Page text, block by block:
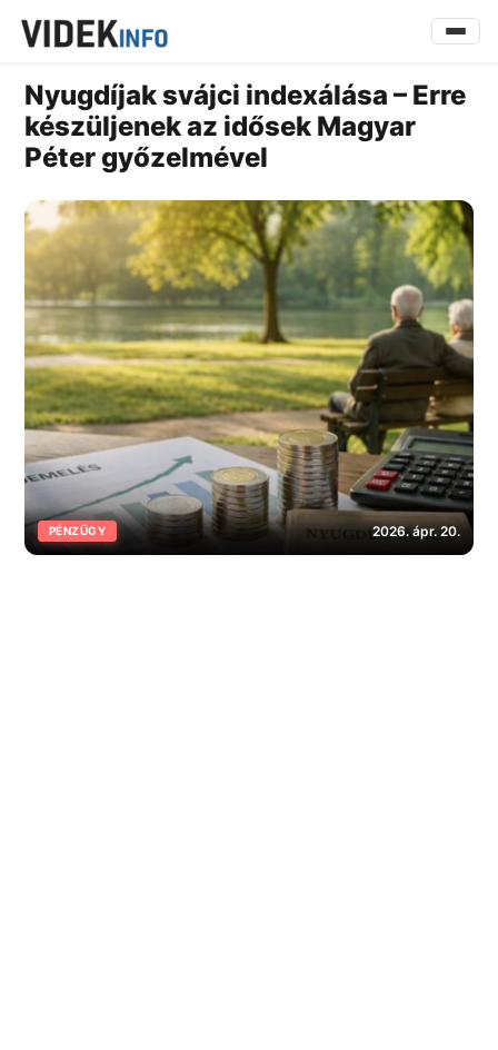
Nyugdíjak svájci indexálása – Erre
készüljenek az idősek Magyar
Péter győzelmével
PÉNZÜGY 2026. ápr. 20.